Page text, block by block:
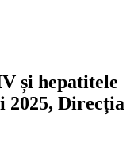
și hepatitele
2025, Direcția